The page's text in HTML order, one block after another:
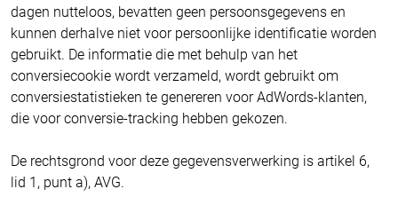
dagen nutteloos, bevatten geen persoonsgegevens en
kunnen derhalve niet voor persoonlijke identificatie worden
gebruikt. De informatie die met behulp van het
conversiecookie wordt verzameld, wordt gebruikt om
conversiestatistieken te genereren voor AdWords-klanten,
die voor conversie-tracking hebben gekozen.
De rechtsgrond voor deze gegevensverwerking is artikel 6,
lid 1, punt a), AVG.